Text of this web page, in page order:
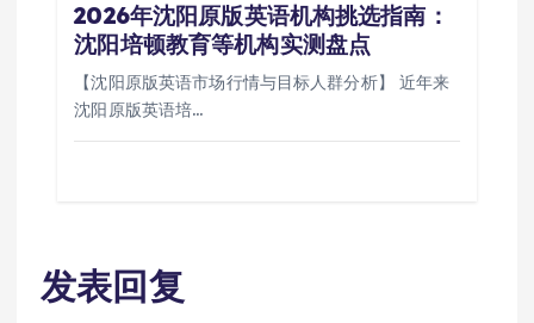
2026年沈阳原版英语机构挑选指南：
沈阳培顿教育等机构实测盘点
【沈阳原版英语市场行情与目标人群分析】 近年来
沈阳原版英语培…
发表回复